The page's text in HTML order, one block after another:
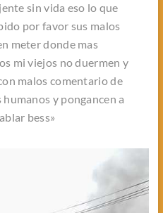
sin vida eso lo que
por favor sus malos
meter donde mas
mi viejos no duermen y
malos comentario de
y pongancen a
bess»